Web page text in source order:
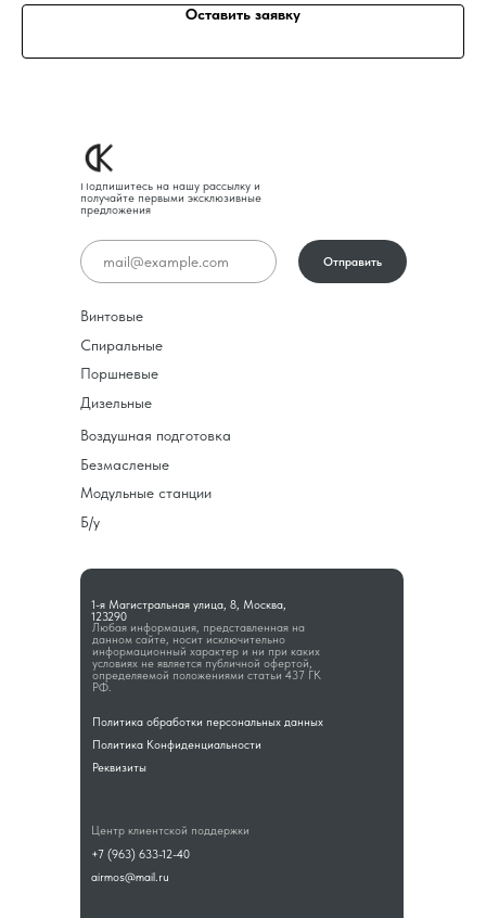
Оставить заявку
Любая информация, представленная на
данном сайте, носит исключительно
информационный характер и ни при каких
условиях не является публичной офертой,
определяемой положениями статьи 437 ГК
РФ.
1-я Магистральная улица, 8, Москва,
123290
Подпишитесь на нашу рассылку и
получайте первыми эксклюзивные
предложения
Винтовые
Спиральные
Поршневые
Дизельные
Воздушная подготовка
Безмасленые
Модульные станции
Б/у
Политика обработки персональных данных
Политика Конфиденциальности
Реквизиты
Центр клиентской поддержки
+7 (963) 633-12-40
airmos@mail.ru
Отправить